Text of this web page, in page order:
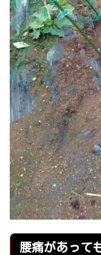
腰痛があって